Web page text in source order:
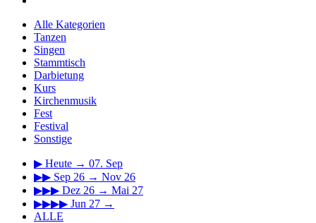
Alle Kategorien
Tanzen
Singen
Stammtisch
Darbietung
Kurs
Kirchenmusik
Fest
Festival
Sonstige
▶ Heute → 07. Sep
▶▶ Sep 26 → Nov 26
▶▶▶ Dez 26 → Mai 27
▶▶▶▶ Jun 27 →
ALLE